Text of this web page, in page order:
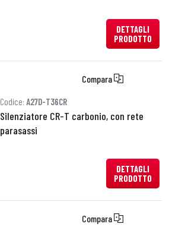
DETTAGLI
PRODOTTO
Compara
Codice: A27D-T36CR
Silenziatore CR-T carbonio, con rete
parasassi
DETTAGLI
PRODOTTO
Compara